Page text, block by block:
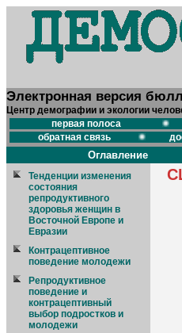
Электронная версия
Центр демографии и экологии
первая полоса
обратная связь
Оглавление
Тенденции изменения
состояния
репродуктивного
здоровья женщин в
Восточной Европе и
Евразии
Контрацептивное
поведение молодежи
Репродуктивное
поведение и
контрацептивный
выбор подростков и
молодежи